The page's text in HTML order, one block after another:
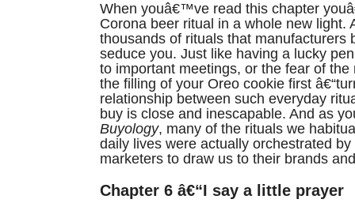
When youâ€™ve read this chapter
Corona beer ritual in a whole new light.
thousands of rituals that manufacturers
seduce you. Just like having a lucky
to important meetings, or the fear of the
the filling of your Oreo cookie first
relationship between such everyday
buy is close and inescapable. And as
Buyology, many of the rituals we
daily lives were actually orchestrated
marketers to draw us to their brands
Chapter 6 â€“I say a little prayer